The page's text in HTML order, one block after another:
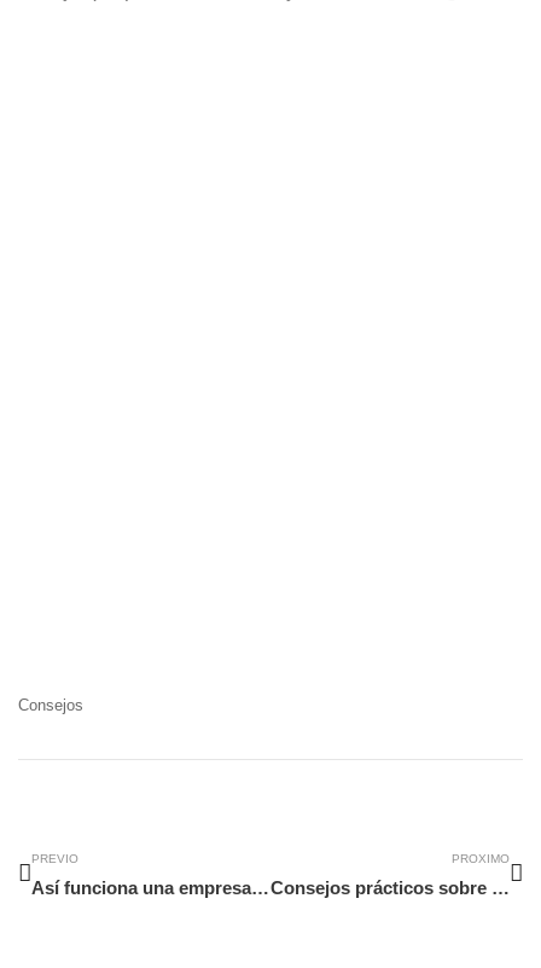
Consejos
PREVIO
Así funciona una empresa de mantenimiento de piscinas
PROXIMO
Consejos prácticos sobre cómo empacar tu vida y mudarte a otra ciudad